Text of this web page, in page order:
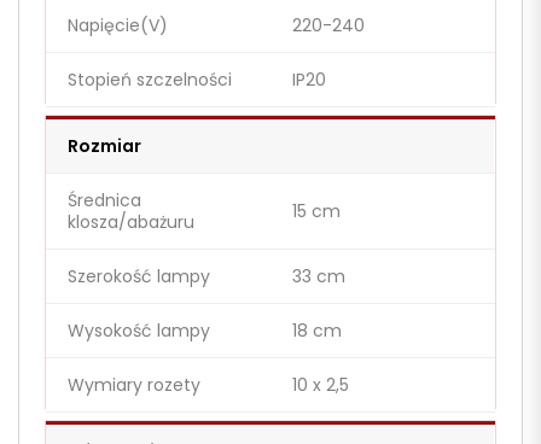
Napięcie(V) 220-240
Stopień szczelności IP20
Rozmiar
Średnica
klosza/abażuru
15 cm
Szerokość lampy 33 cm
Wysokość lampy 18 cm
Wymiary rozety 10 x 2,5